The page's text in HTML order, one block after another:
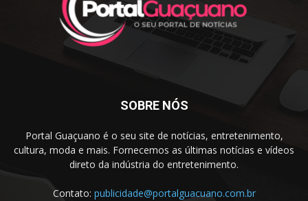
SOBRE NÓS
Portal Guaçuano é o seu site de notícias, entretenimento,
cultura, moda e mais. Fornecemos as últimas notícias e vídeos
direto da indústria do entretenimento.
Contato: publicidade@portalguacuano.com.br